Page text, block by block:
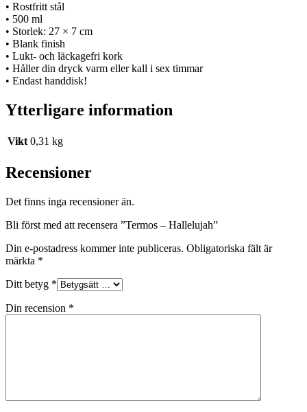
• Rostfritt stål
• 500 ml
• Storlek: 27 × 7 cm
• Blank finish
• Lukt- och läckagefri kork
• Håller din dryck varm eller kall i sex timmar
• Endast handdisk!
Ytterligare information
Vikt 0,31 kg
Recensioner
Det finns inga recensioner än.
Bli först med att recensera ”Termos – Hallelujah”
Din e-postadress kommer inte publiceras. Obligatoriska fält är
märkta *
Ditt betyg *
Din recension *